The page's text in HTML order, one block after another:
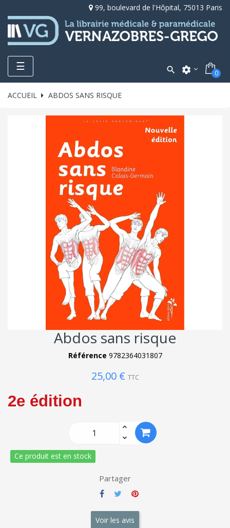
99, boulevard de l'Hôpital, 75013 Paris
Toggle
navigation
☰  settings 0
ACCUEIL ABDOS SANS RISQUE
Abdos sans risque
Référence 9782364031807
25,00 € TTC
2e édition
Ce produit est en stock
Partager
Voir les avis